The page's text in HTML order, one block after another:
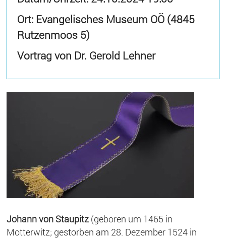
Ort: Evangelisches Museum OÖ (4845
Rutzenmoos 5)
Vortrag von Dr. Gerold Lehner
Johann von Staupitz (geboren um 1465 in
Motterwitz; gestorben am 28. Dezember 1524 in